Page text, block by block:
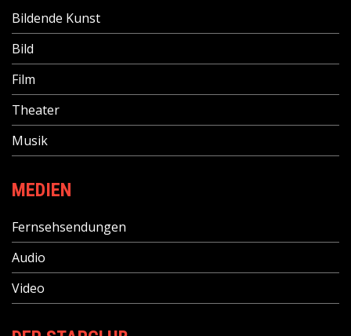
Bildende Kunst
Bild
Film
Theater
Musik
MEDIEN
Fernsehsendungen
Audio
Video